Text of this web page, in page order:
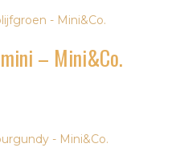
– Mini&Co.